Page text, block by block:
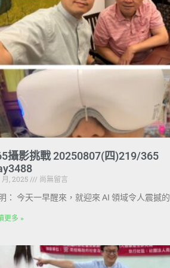
攝影挑戰 20250807(四)219/365
, 2025
尚無留言
： 今天一早醒來，就迎來 AI 領域令人震撼的
更多 »